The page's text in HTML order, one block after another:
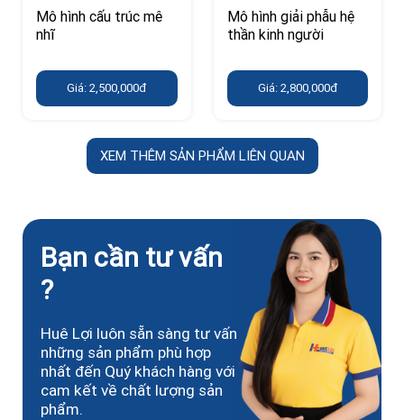
Mô hình cấu trúc mê
nhĩ
Giá: 2,500,000đ
Mô hình giải phẫu hệ
thần kinh người
Giá: 2,800,000đ
XEM THÊM SẢN PHẨM LIÊN QUAN
Bạn cần tư vấn
?
Huê Lợi luôn sẵn sàng tư vấn
những sản phẩm phù hợp
nhất đến Quý khách hàng với
cam kết về chất lượng sản
phẩm.